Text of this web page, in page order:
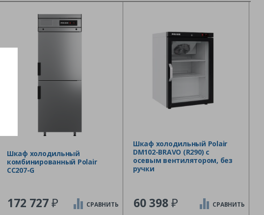
Шкаф холодильный
комбинированный Polair
CC207-G
172 727₽ СРАВНИТЬ
Шкаф холодильный Polair
DM102-BRAVO (R290) с
осевым вентилятором, без
ручки
60 398₽ СРАВНИТЬ